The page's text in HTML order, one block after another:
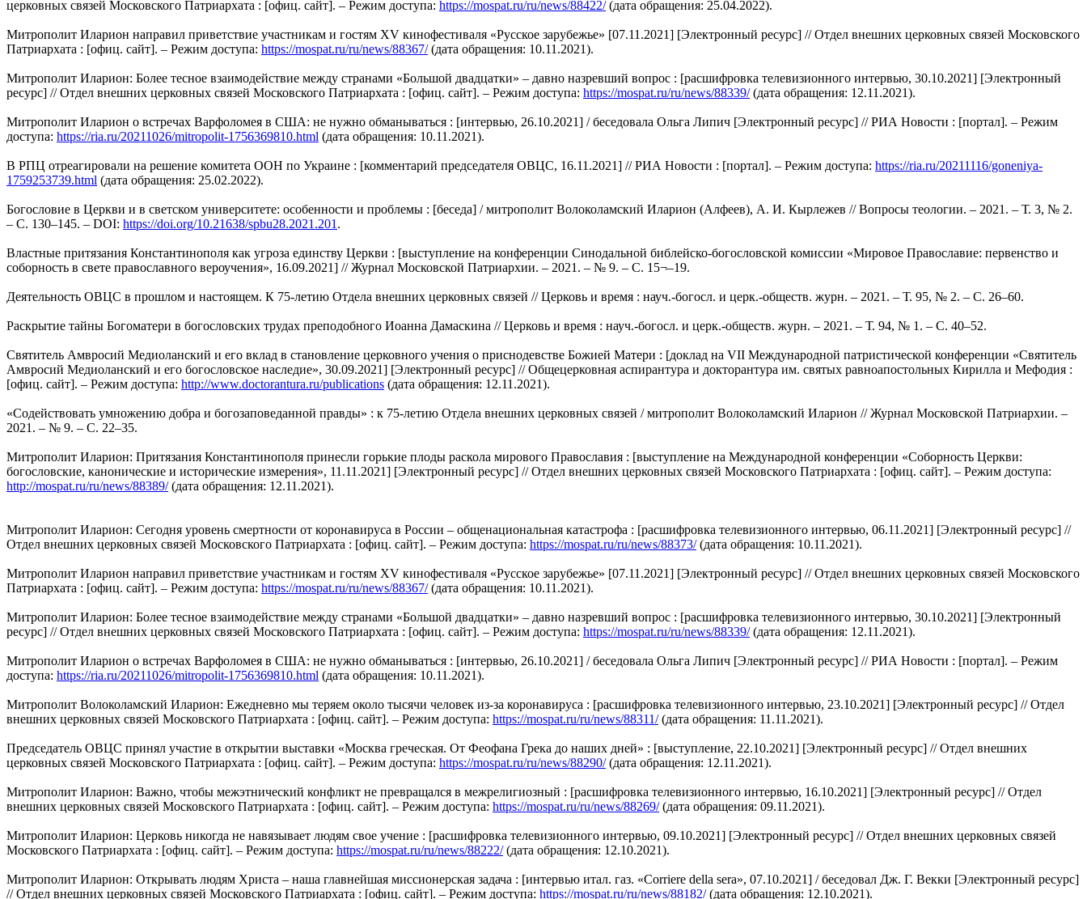
церковных связей Московского Патриархата : [офиц. сайт]. – Режим доступа: https://mospat.ru/ru/news/88422/(дата обращения: 25.04.2022).
Митрополит Иларион направил приветствие участникам и гостям ХV кинофестиваля «Русское зарубежье» [07.11.2021] [Электронный ресурс] // Отдел внешних церковных связей Московского
Патриархата : [офиц. сайт]. – Режим доступа: https://mospat.ru/ru/news/88367/(дата обращения: 10.11.2021).
Митрополит Иларион: Более тесное взаимодействие между странами «Большой двадцатки» – давно назревший вопрос : [расшифровка телевизионного интервью, 30.10.2021] [Электронный
ресурс] // Отдел внешних церковных связей Московского Патриархата : [офиц. сайт]. – Режим доступа: https://mospat.ru/ru/news/88339/(дата обращения: 12.11.2021).
Митрополит Иларион о встречах Варфоломея в США: не нужно обманываться : [интервью, 26.10.2021] / беседовала Ольга Липич [Электронный ресурс] // РИА Новости : [портал]. – Режим
доступа: https://ria.ru/20211026/mitropolit-1756369810.html (дата обращения: 10.11.2021).
В РПЦ отреагировали на решение комитета ООН по Украине : [комментарий председателя ОВЦС, 16.11.2021] // РИА Новости : [портал]. – Режим доступа: https://ria.ru/20211116/goneniya-
1759253739.html (дата обращения: 25.02.2022).
Богословие в Церкви и в светском университете: особенности и проблемы : [беседа] / митрополит Волоколамский Иларион (Алфеев), А. И. Кырлежев // Вопросы теологии. – 2021. – Т. 3, № 2.
– С. 130–145. – DOI: https://doi.org/10.21638/spbu28.2021.201.
Властные притязания Константинополя как угроза единству Церкви : [выступление на конференции Синодальной библейско-богословской комиссии «Мировое Православие: первенство и
соборность в свете православного вероучения», 16.09.2021] // Журнал Московской Патриархии. – 2021. – № 9. – С. 15¬–19.
Деятельность ОВЦС в прошлом и настоящем. К 75-летию Отдела внешних церковных связей // Церковь и время : науч.-богосл. и церк.-обществ. журн. – 2021. – Т. 95, № 2. – С. 26–60.
Раскрытие тайны Богоматери в богословских трудах преподобного Иоанна Дамаскина // Церковь и время : науч.-богосл. и церк.-обществ. журн. – 2021. – Т. 94, № 1. – С. 40–52.
Святитель Амвросий Медиоланский и его вклад в становление церковного учения о приснодевстве Божией Матери : [доклад на VII Международной патристической конференции «Святитель
Амвросий Медиоланский и его богословское наследие», 30.09.2021] [Электронный ресурс] // Общецерковная аспирантура и докторантура им. святых равноапостольных Кирилла и Мефодия :
[офиц. сайт]. – Режим доступа: http://www.doctorantura.ru/publications (дата обращения: 12.11.2021).
«Содействовать умножению добра и богозаповеданной правды» : к 75-летию Отдела внешних церковных связей / митрополит Волоколамский Иларион // Журнал Московской Патриархии. –
2021. – № 9. – С. 22–35.
Митрополит Иларион: Притязания Константинополя принесли горькие плоды раскола мирового Православия : [выступление на Международной конференции «Соборность Церкви:
богословские, канонические и исторические измерения», 11.11.2021] [Электронный ресурс] // Отдел внешних церковных связей Московского Патриархата : [офиц. сайт]. – Режим доступа:
http://mospat.ru/ru/news/88389/(дата обращения: 12.11.2021).
Митрополит Иларион: Сегодня уровень смертности от коронавируса в России – общенациональная катастрофа : [расшифровка телевизионного интервью, 06.11.2021] [Электронный ресурс] //
Отдел внешних церковных связей Московского Патриархата : [офиц. сайт]. – Режим доступа: https://mospat.ru/ru/news/88373/(дата обращения: 10.11.2021).
Митрополит Иларион направил приветствие участникам и гостям ХV кинофестиваля «Русское зарубежье» [07.11.2021] [Электронный ресурс] // Отдел внешних церковных связей Московского
Патриархата : [офиц. сайт]. – Режим доступа: https://mospat.ru/ru/news/88367/(дата обращения: 10.11.2021).
Митрополит Иларион: Более тесное взаимодействие между странами «Большой двадцатки» – давно назревший вопрос : [расшифровка телевизионного интервью, 30.10.2021] [Электронный
ресурс] // Отдел внешних церковных связей Московского Патриархата : [офиц. сайт]. – Режим доступа: https://mospat.ru/ru/news/88339/(дата обращения: 12.11.2021).
Митрополит Иларион о встречах Варфоломея в США: не нужно обманываться : [интервью, 26.10.2021] / беседовала Ольга Липич [Электронный ресурс] // РИА Новости : [портал]. – Режим
доступа: https://ria.ru/20211026/mitropolit-1756369810.html (дата обращения: 10.11.2021).
Митрополит Волоколамский Иларион: Ежедневно мы теряем около тысячи человек из-за коронавируса : [расшифровка телевизионного интервью, 23.10.2021] [Электронный ресурс] // Отдел
внешних церковных связей Московского Патриархата : [офиц. сайт]. – Режим доступа: https://mospat.ru/ru/news/88311/(дата обращения: 11.11.2021).
Председатель ОВЦС принял участие в открытии выставки «Москва греческая. От Феофана Грека до наших дней» : [выступление, 22.10.2021] [Электронный ресурс] // Отдел внешних
церковных связей Московского Патриархата : [офиц. сайт]. – Режим доступа: https://mospat.ru/ru/news/88290/(дата обращения: 12.11.2021).
Митрополит Иларион: Важно, чтобы межэтнический конфликт не превращался в межрелигиозный : [расшифровка телевизионного интервью, 16.10.2021] [Электронный ресурс] // Отдел
внешних церковных связей Московского Патриархата : [офиц. сайт]. – Режим доступа: https://mospat.ru/ru/news/88269/(дата обращения: 09.11.2021).
Митрополит Иларион: Церковь никогда не навязывает людям свое учение : [расшифровка телевизионного интервью, 09.10.2021] [Электронный ресурс] // Отдел внешних церковных связей
Московского Патриархата : [офиц. сайт]. – Режим доступа: https://mospat.ru/ru/news/88222/(дата обращения: 12.10.2021).
Митрополит Иларион: Открывать людям Христа – наша главнейшая миссионерская задача : [интервью итал. газ. «Corriere della sera», 07.10.2021] / беседовал Дж. Г. Векки [Электронный ресурс]
// Отдел внешних церковных связей Московского Патриархата : [офиц. сайт]. – Режим доступа: https://mospat.ru/ru/news/88182/(дата обращения: 12.10.2021).